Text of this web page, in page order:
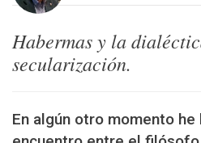
Habermas y la
secularización.
En algún otro momento he